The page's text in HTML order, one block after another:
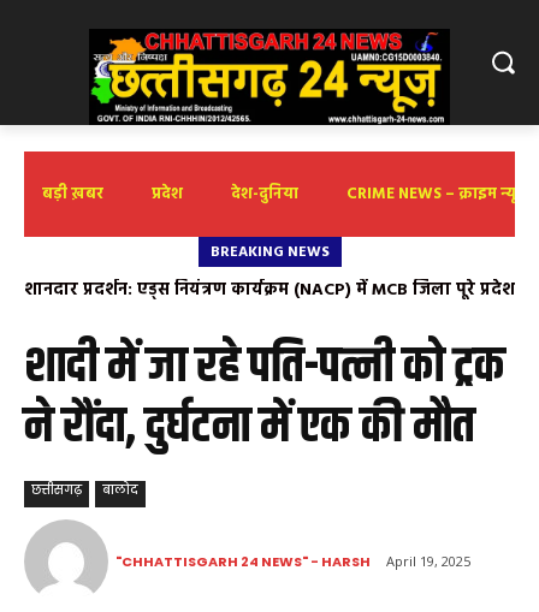
बड़ी ख़बर प्रदेश देश-दुनिया CRIME NEWS – क्राइम न्यूज़
BREAKING NEWS
शानदार प्रदर्शन: एड्स नियंत्रण कार्यक्रम (NACP) में MCB जिला पूरे प्रदेश
किरण सिंह देव के शीघ्र स्वास्थ्य लाभ के लिए की गई महाप्रभु से प्रार्थना
शादी में जा रहे पति-पत्नी को ट्रक
ने रौंदा, दुर्घटना में एक की मौत
छत्तीसगढ़ बालोद
"CHHATTISGARH 24 NEWS" - HARSH April 19, 2025